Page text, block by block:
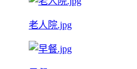
老人院.jpg